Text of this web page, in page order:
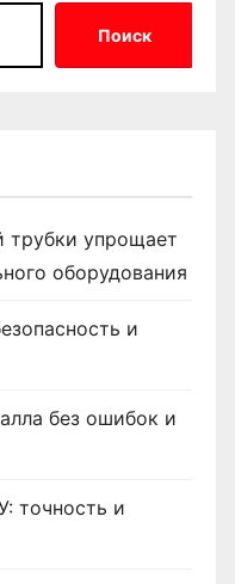
Поиск
трубки упрощает
оборудования
и
без ошибок и
точность и